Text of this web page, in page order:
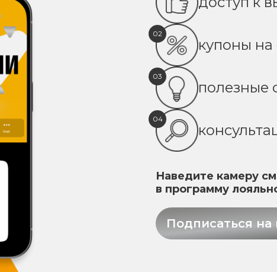
02
купоны на
03
полезные
04
Наведите камеру
в программу
Подписаться на